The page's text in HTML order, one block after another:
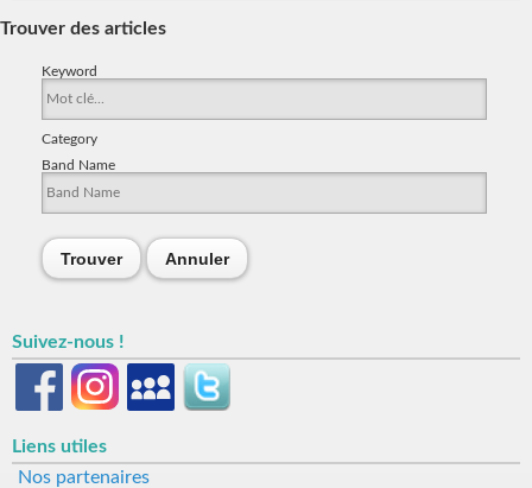
Trouver des articles
Keyword
Category
Band Name
Trouver Annuler
Suivez-nous !
Liens utiles
Nos partenaires